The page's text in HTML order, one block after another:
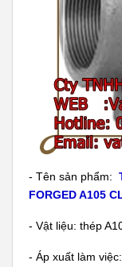
- Tên sản phẩm:
FORGED A105
- Vật liệu: thép
- Áp xuất làm